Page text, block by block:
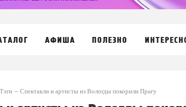
АФИША ПОЛЕЗНО
Тэги Спектакли и артисты из Вологды покорили Прагу